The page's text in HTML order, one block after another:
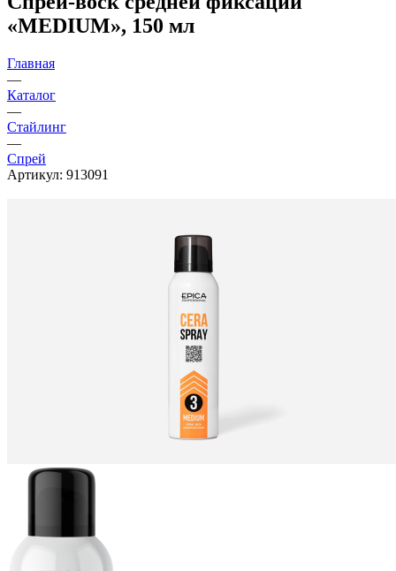
«MEDIUM», 150 мл
Главная
—
Каталог
—
Стайлинг
—
Спрей
Артикул: 913091